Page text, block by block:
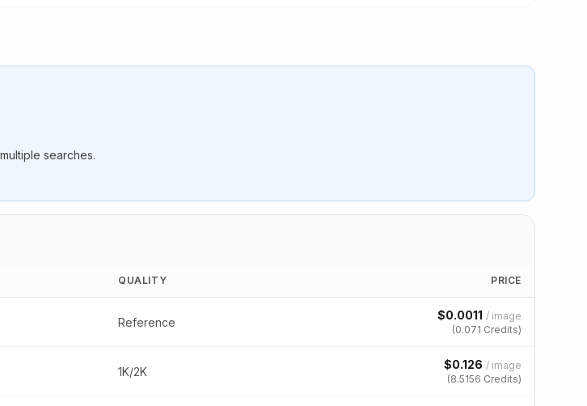
searches.
QUALITY PRICE
Reference
$0.0011 / image
(0.071 Credits)
1K/2K
$0.126 / image
(8.5156 Credits)